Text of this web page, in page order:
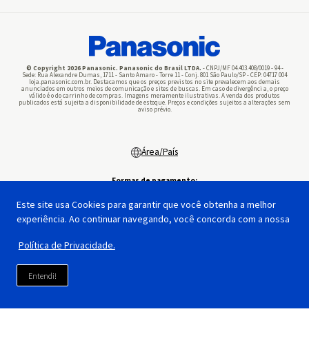
Este site usa Cookies para garantir que você obtenha a melhor
experiência. Ao continuar navegando, você concorda com a nossa
Política de Privacidade.
Entendi!
© Copyright 2026 Panasonic. Panasonic do Brasil LTDA. - CNPJ/MF 04.403.408/0019 - 94 -
Sede: Rua Alexandre Dumas, 1711 - Santo Amaro - Torre 11 - Conj. 801 São Paulo/SP - CEP: 04717 004
loja.panasonic.com.br. Destacamos que os preços previstos no site prevalecem aos demais
anunciados em outros meios de comunicação e sites de buscas. Em caso de divergênci a, o preço
válido é o do carrinho de compras. Imagens meramente ilustrativas. A venda dos produtos
publicados está sujeita a disponibilidade de estoque. Preços e condições sujeitos a alterações sem
aviso prévio.
Área/País
Formas de pagamento: